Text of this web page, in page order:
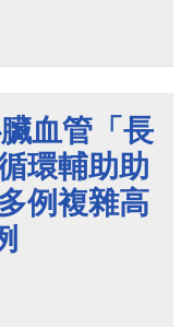
血管「長
環輔助助
例複雜高